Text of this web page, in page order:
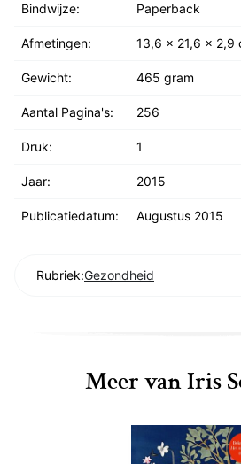
Bindwijze: Paperback
Afmetingen: 13,6 x 21,6 x 2,9
Gewicht: 465 gram
Aantal Pagina's: 256
Druk: 1
Jaar: 2015
Publicatiedatum: Augustus 2015
Rubriek:Gezondheid
Meer van Iris